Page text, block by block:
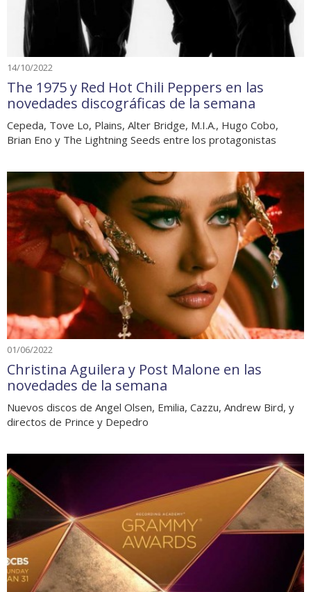
14/10/2022
The 1975 y Red Hot Chili Peppers en las
novedades discográficas de la semana
Cepeda, Tove Lo, Plains, Alter Bridge, M.I.A., Hugo Cobo,
Brian Eno y The Lightning Seeds entre los protagonistas
01/06/2022
Christina Aguilera y Post Malone en las
novedades de la semana
Nuevos discos de Angel Olsen, Emilia, Cazzu, Andrew Bird, y
directos de Prince y Depedro